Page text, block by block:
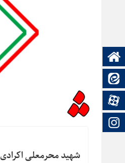
شهید محرمعلی اکرادی